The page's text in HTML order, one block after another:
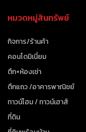
หมวดหมู่สินทรัพย์
กิจการ/ร้านค้า
คอนโดมิเนี่ยม
ตึก+ห้องเช่า
ตึกแถว /อาคารพาณิชย์
ทาวน์โฮม / ทาวน์เฮาส์
ที่ดิน